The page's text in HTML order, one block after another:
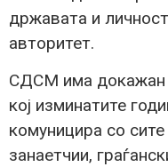
државата и
авторитет.
СДСМ има докажан
кој изминатите
комуницира со
занаетчии,